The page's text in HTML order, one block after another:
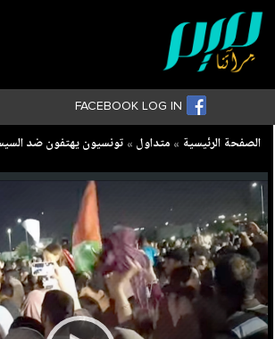
FACEBOOK LOG IN
Breadcrumb
الصفحة الرئيسية متداول تونسيون يهتفون ضد